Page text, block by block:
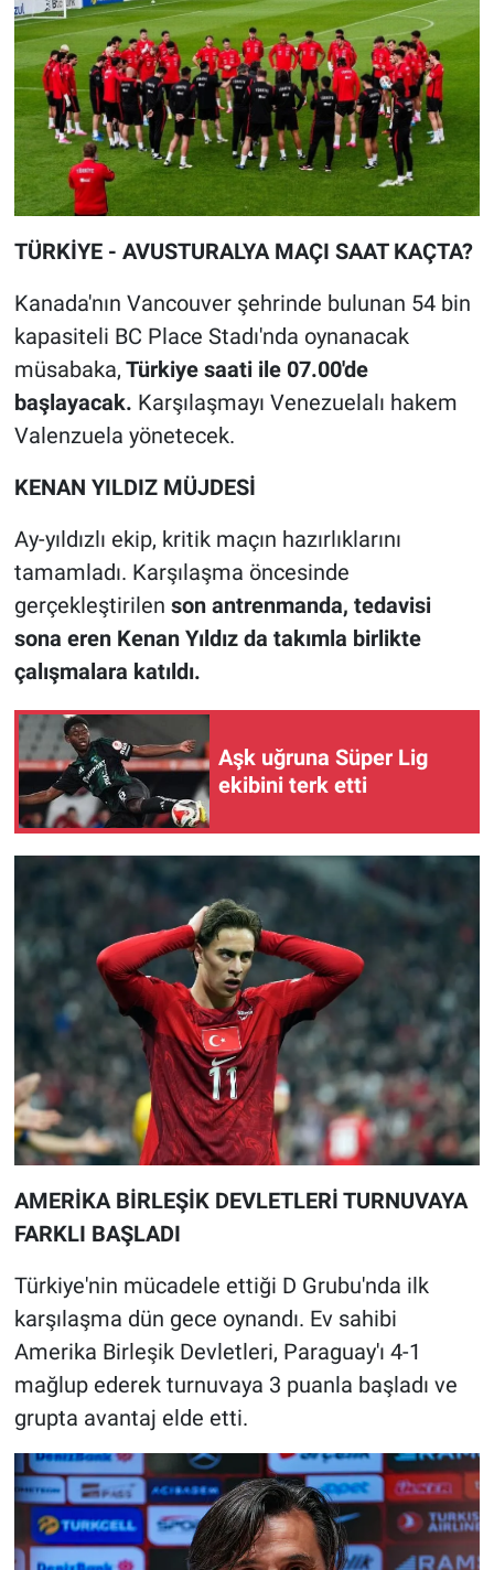
TÜRKİYE - AVUSTURALYA MAÇI SAAT KAÇTA?
Kanada'nın Vancouver şehrinde bulunan 54 bin
kapasiteli BC Place Stadı'nda oynanacak
müsabaka, Türkiye saati ile 07.00'de
başlayacak. Karşılaşmayı Venezuelalı hakem
Valenzuela yönetecek.
KENAN YILDIZ MÜJDESİ
Ay-yıldızlı ekip, kritik maçın hazırlıklarını
tamamladı. Karşılaşma öncesinde
gerçekleştirilen son antrenmanda, tedavisi
sona eren Kenan Yıldız da takımla birlikte
çalışmalara katıldı.
Aşk uğruna Süper Lig
ekibini terk etti
AMERİKA BİRLEŞİK DEVLETLERİ TURNUVAYA
FARKLI BAŞLADI
Türkiye'nin mücadele ettiği D Grubu'nda ilk
karşılaşma dün gece oynandı. Ev sahibi
Amerika Birleşik Devletleri, Paraguay'ı 4-1
mağlup ederek turnuvaya 3 puanla başladı ve
grupta avantaj elde etti.